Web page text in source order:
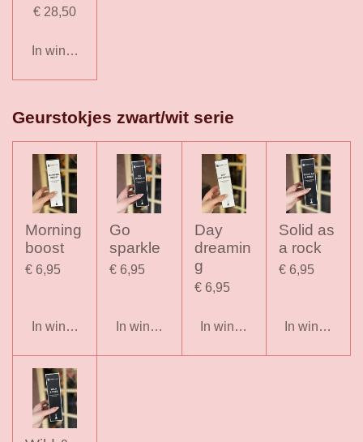
€ 28,50
In winkelwagen
Geurstokjes zwart/wit serie
Morning
boost
€ 6,95
In winkelwagen
Go
sparkle
€ 6,95
In winkelwagen
Day
dreamin
g
€ 6,95
In winkelwagen
Solid as
a rock
€ 6,95
In